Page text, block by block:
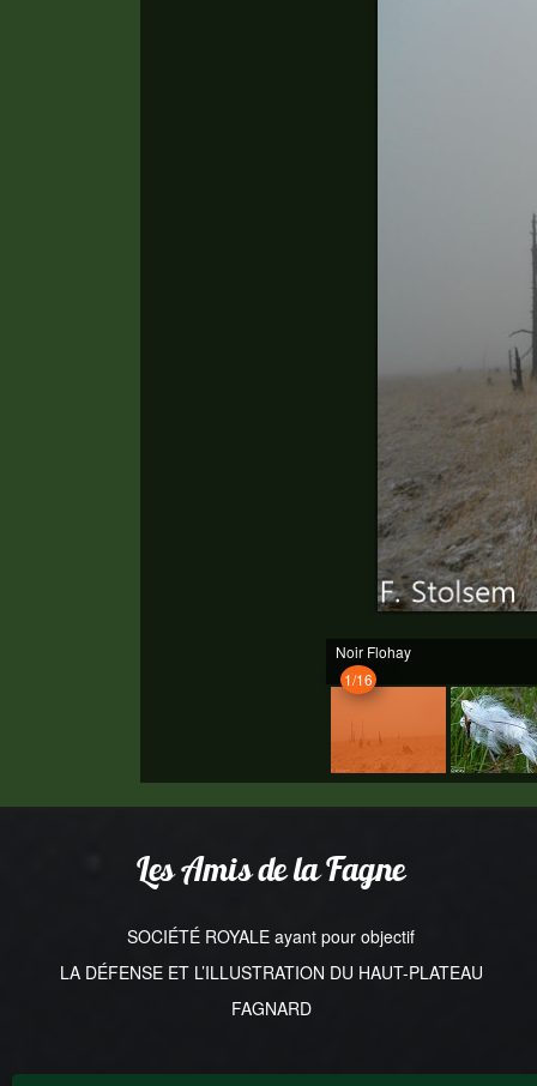
Noir Flohay
1/16
Les Amis de la Fagne
SOCIÉTÉ ROYALE ayant pour objectif
LA DÉFENSE ET L’ILLUSTRATION DU HAUT-PLATEAU
FAGNARD